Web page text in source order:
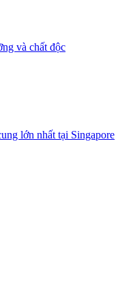
và chất độc
lớn nhất tại Singapore